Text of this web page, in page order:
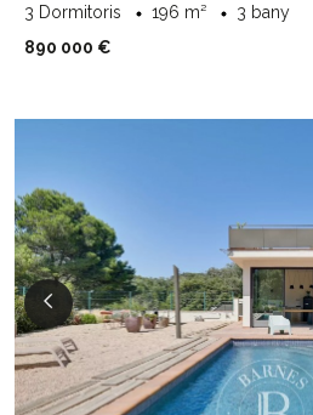
3 Dormitoris
196 m²
3 bany
890 000 €